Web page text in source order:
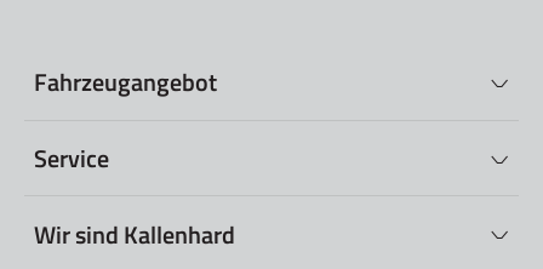
Fahrzeugangebot
Service
Wir sind Kallenhard